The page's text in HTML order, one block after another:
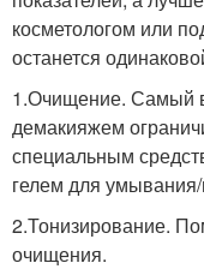
косметологом или
останется
1.Очищение. Самый
демакияжем
специальным
гелем для
2.Тонизирование.
очищения.